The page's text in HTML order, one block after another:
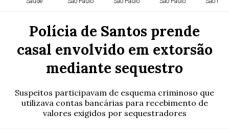
Polícia de Santos prende
casal envolvido em extorsão
mediante sequestro
Suspeitos participavam de esquema criminoso que
utilizava contas bancárias para recebimento de
valores exigidos por sequestradores